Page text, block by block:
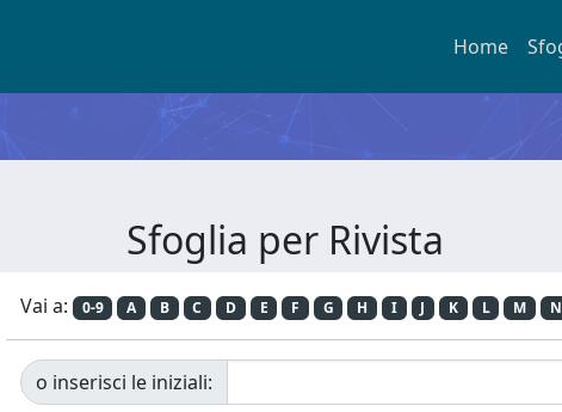
Home
Sfoglia per Rivista
Vai a: 0-9 A B C D E F G H I J K L M N
o inserisci le iniziali: